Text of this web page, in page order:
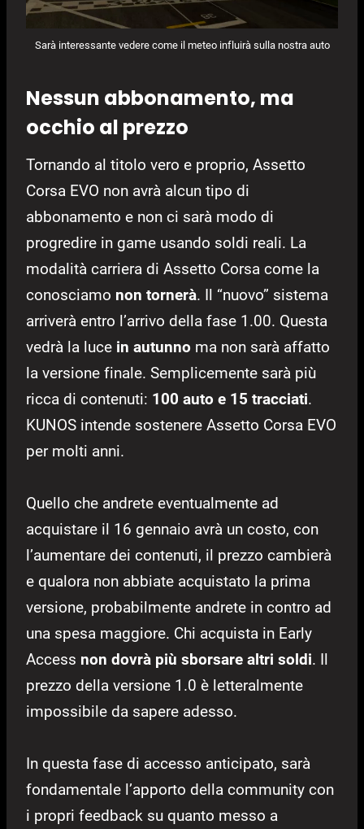
Sarà interessante vedere come il meteo influirà sulla nostra auto
Nessun abbonamento, ma
occhio al prezzo
Tornando al titolo vero e proprio, Assetto
Corsa EVO non avrà alcun tipo di
abbonamento e non ci sarà modo di
progredire in game usando soldi reali. La
modalità carriera di Assetto Corsa come la
conosciamo non tornerà. Il “nuovo” sistema
arriverà entro l’arrivo della fase 1.00. Questa
vedrà la luce in autunno ma non sarà affatto
la versione finale. Semplicemente sarà più
ricca di contenuti: 100 auto e 15 tracciati.
KUNOS intende sostenere Assetto Corsa EVO
per molti anni.
Quello che andrete eventualmente ad
acquistare il 16 gennaio avrà un costo, con
l’aumentare dei contenuti, il prezzo cambierà
e qualora non abbiate acquistato la prima
versione, probabilmente andrete in contro ad
una spesa maggiore. Chi acquista in Early
Access non dovrà più sborsare altri soldi. Il
prezzo della versione 1.0 è letteralmente
impossibile da sapere adesso.
In questa fase di accesso anticipato, sarà
fondamentale l’apporto della community con
i propri feedback su quanto messo a